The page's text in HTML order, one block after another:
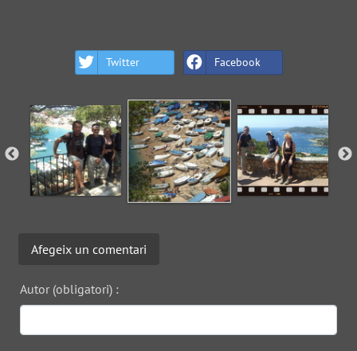
Twitter Facebook
Afegeix un comentari
Autor (obligatori) :